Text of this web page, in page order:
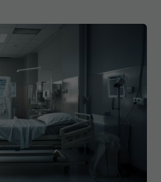
din România.
o rată record de
80%